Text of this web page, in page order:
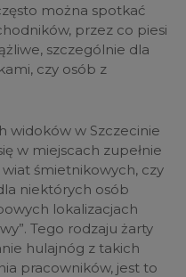
można spotkać
przez co piesi
szczególnie dla
czy osób z
widoków w Szczecinie
w miejscach zupełnie
śmietnikowych, czy
niektórych osób
lokalizacjach
Tego rodzaju żarty
hulajnóg z takich
pracowników, jest to